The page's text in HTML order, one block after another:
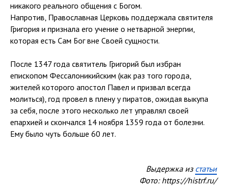
никакого реального общения с Богом.
Напротив, Православная Церковь поддержала святителя
Григория и признала его учение о нетварной энергии,
которая есть Сам Бог вне Своей сущности.
После 1347 года святитель Григорий был избран
епископом Фессалоникийским (как раз того города,
жителей которого апостол Павел и призвал всегда
молиться), год провел в плену у пиратов, ожидая выкупа
за себя, после этого несколько лет управлял своей
епархией и скончался 14 ноября 1359 года от болезни.
Ему было чуть больше 60 лет.
Выдержка из статьи
Фото: https://histrf.ru/